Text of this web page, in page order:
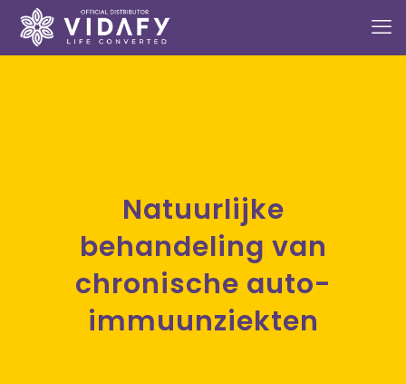
Natuurlijke
behandeling van
chronische auto-
immuunziekten